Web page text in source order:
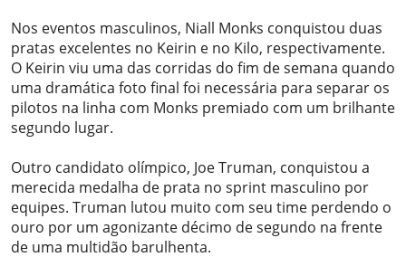
Nos eventos masculinos, Niall Monks conquistou duas
pratas excelentes no Keirin e no Kilo, respectivamente.
O Keirin viu uma das corridas do fim de semana quando
uma dramática foto final foi necessária para separar os
pilotos na linha com Monks premiado com um brilhante
segundo lugar.
Outro candidato olímpico, Joe Truman, conquistou a
merecida medalha de prata no sprint masculino por
equipes. Truman lutou muito com seu time perdendo o
ouro por um agonizante décimo de segundo na frente
de uma multidão barulhenta.